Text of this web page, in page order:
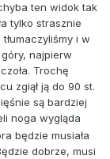
ten widok tak
tylko strasznie
i w
góry, najpierw
Trochę
zgiął ją do 90 st.
są bardziej
noga wygląda
będzie musiała
dobrze, musi